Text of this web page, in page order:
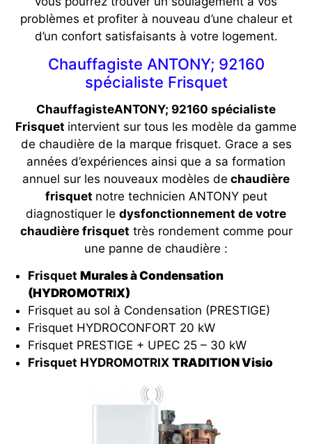
problèmes et profiter à nouveau d’une chaleur et
d’un confort satisfaisants à votre logement.
Chauffagiste ANTONY; 92160
spécialiste Frisquet
ChauffagisteANTONY; 92160 spécialiste
Frisquet intervient sur tous les modèle da gamme
de chaudière de la marque frisquet. Grace a ses
années d’expériences ainsi que a sa formation
annuel sur les nouveaux modèles de chaudière
frisquet notre technicien ANTONY peut
diagnostiquer le dysfonctionnement de votre
chaudière frisquet très rondement comme pour
une panne de chaudière :
Frisquet Murales à Condensation
(HYDROMOTRIX)
Frisquet au sol à Condensation (PRESTIGE)
Frisquet HYDROCONFORT 20 kW
Frisquet PRESTIGE + UPEC 25 – 30 kW
Frisquet HYDROMOTRIX TRADITION Visio